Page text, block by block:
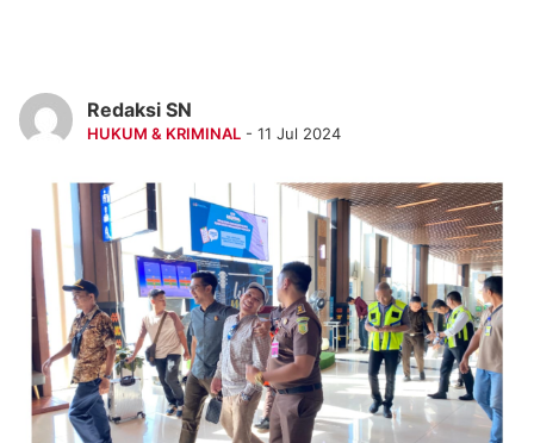
Redaksi SN
HUKUM & KRIMINAL - 11 Jul 2024